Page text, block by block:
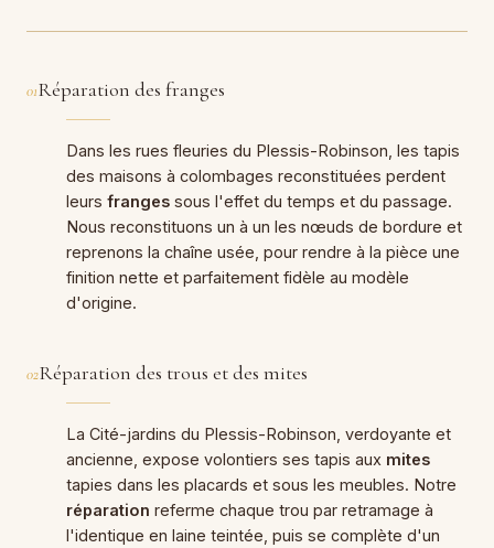
01Réparation des franges
Dans les rues fleuries du Plessis-Robinson, les tapis
des maisons à colombages reconstituées perdent
leurs franges sous l'effet du temps et du passage.
Nous reconstituons un à un les nœuds de bordure et
reprenons la chaîne usée, pour rendre à la pièce une
finition nette et parfaitement fidèle au modèle
d'origine.
02Réparation des trous et des mites
La Cité-jardins du Plessis-Robinson, verdoyante et
ancienne, expose volontiers ses tapis aux mites
tapies dans les placards et sous les meubles. Notre
réparation referme chaque trou par retramage à
l'identique en laine teintée, puis se complète d'un